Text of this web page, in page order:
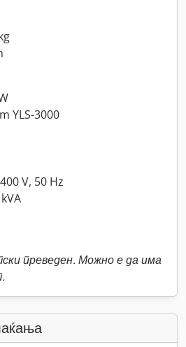
YLS-3000
400 V, 50 Hz
преведен. Можно е да има